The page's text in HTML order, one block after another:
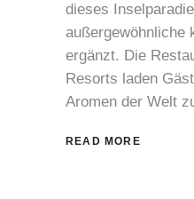
dieses
außergewöhnliche
ergänzt. Die
Resorts laden
Aromen der Welt
READ MORE